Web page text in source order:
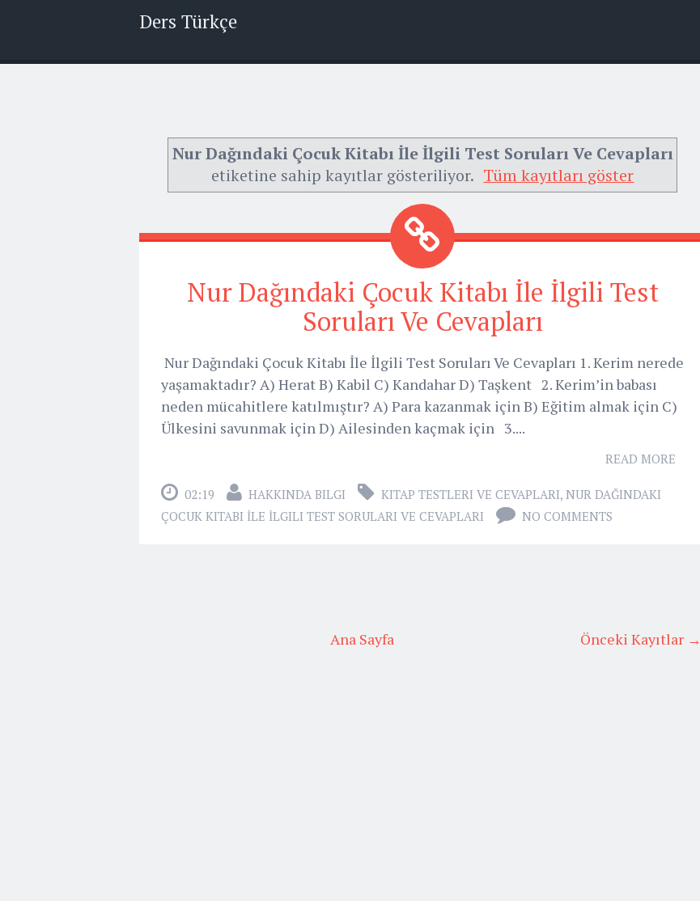
Ders Türkçe
Nur Dağındaki Çocuk Kitabı İle İlgili Test Soruları Ve Cevapları
etiketine sahip kayıtlar gösteriliyor. Tüm kayıtları göster
Nur Dağındaki Çocuk Kitabı İle İlgili Test
Soruları Ve Cevapları
Nur Dağındaki Çocuk Kitabı İle İlgili Test Soruları Ve Cevapları 1. Kerim nerede
yaşamaktadır? A) Herat B) Kabil C) Kandahar D) Taşkent 2. Kerim’in babası
neden mücahitlere katılmıştır? A) Para kazanmak için B) Eğitim almak için C)
Ülkesini savunmak için D) Ailesinden kaçmak için 3....
READ MORE
02:19 HAKKINDA BILGI KITAP TESTLERI VE CEVAPLARI, NUR DAĞINDAKI
ÇOCUK KITABI İLE İLGILI TEST SORULARI VE CEVAPLARI
NO COMMENTS
Önceki Kayıtlar →
Ana Sayfa